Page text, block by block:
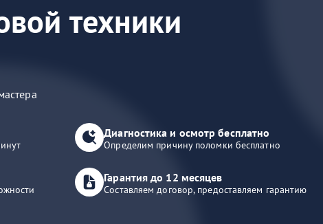
техники
Диагностика и осмотр бесплатно
Определим причину поломки бесплатно
Гарантия до 12 месяцев
Составляем договор, предоставляем гарантию